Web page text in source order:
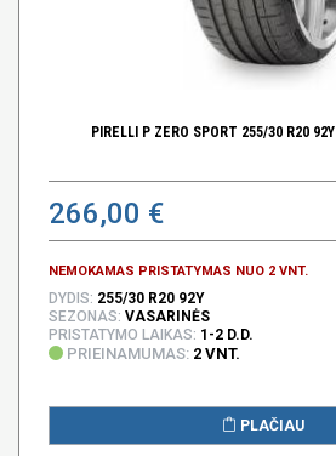
PIRELLI P ZERO SPORT 255/30 R20 92Y
266,00 €
NEMOKAMAS PRISTATYMAS NUO 2 VNT.
DYDIS: 255/30 R20 92Y
SEZONAS: VASARINĖS
PRISTATYMO LAIKAS: 1-2 D.D.
PRIEINAMUMAS: 2 VNT.
PLAČIAU